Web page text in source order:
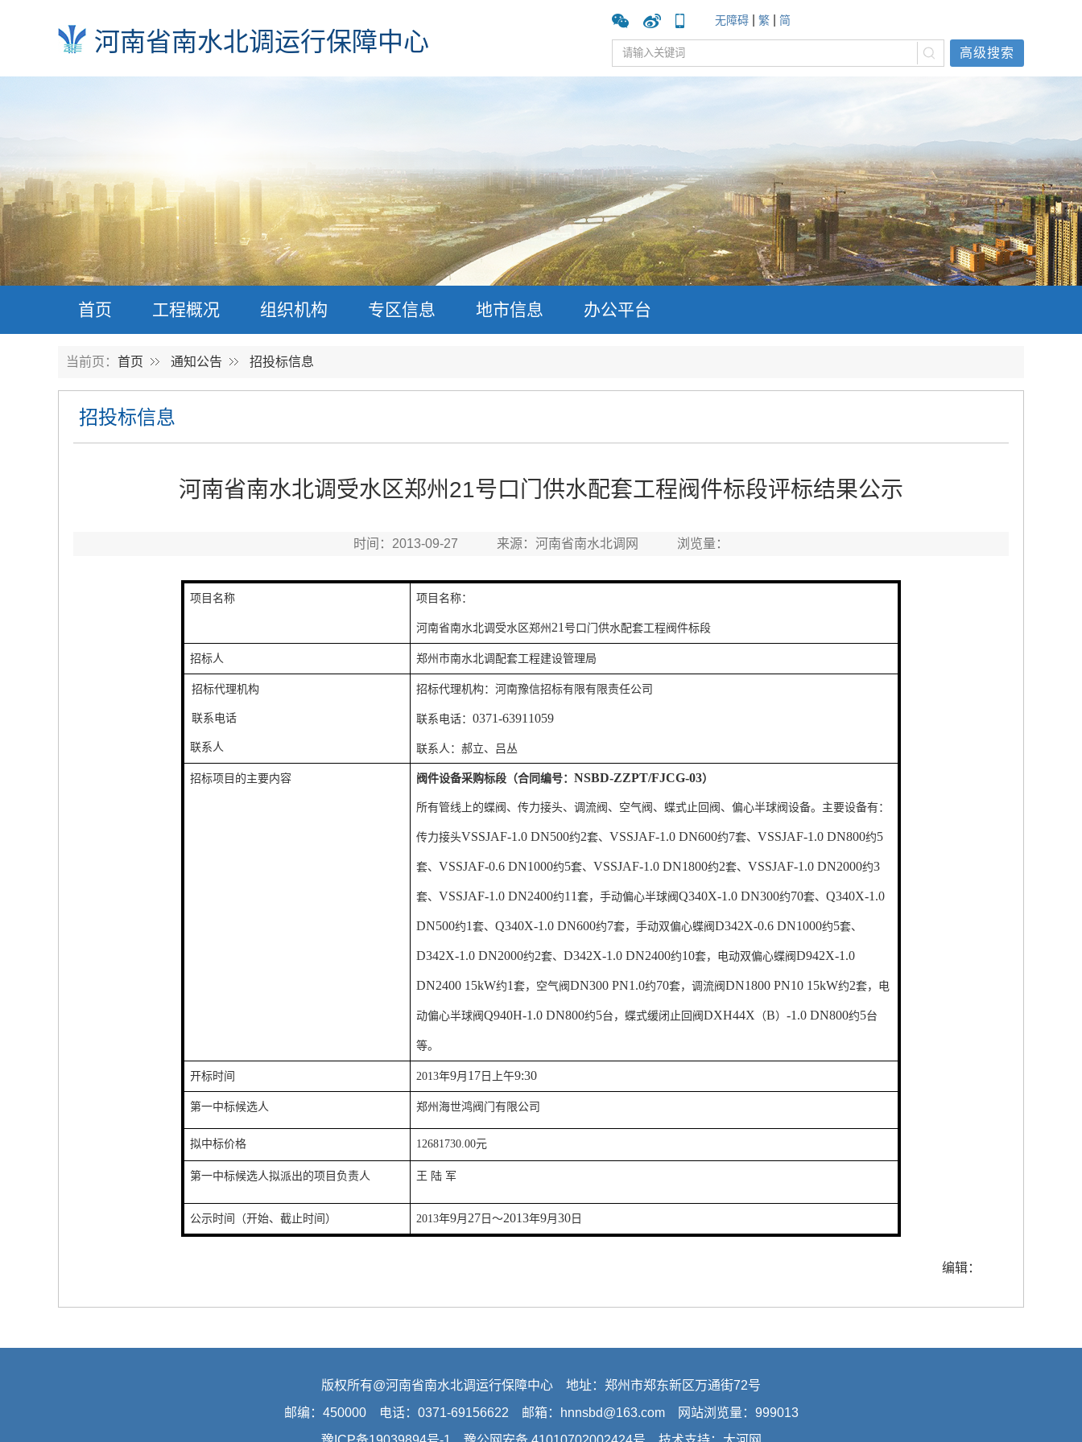
河南省南水北调运行保障中心
无障碍 繁 简
高级搜索
首页 工程概况 组织机构 专区信息 地市信息 办公平台
当前页： 首页 通知公告 招投标信息
招投标信息
河南省南水北调受水区郑州21号口门供水配套工程阀件标段评标结果公示
时间：2013-09-27 来源：河南省南水北调网 浏览量：
项目名称 项目名称：
河南省南水北调受水区郑州21号口门供水配套工程阀件标段
招标人 郑州市南水北调配套工程建设管理局
招标代理机构
联系电话
联系人
招标代理机构：河南豫信招标有限有限责任公司
联系电话：0371-63911059
联系人：郝立、吕丛
招标项目的主要内容 阀件设备采购标段（合同编号：NSBD-ZZPT/FJCG-03）
所有管线上的蝶阀、传力接头、调流阀、空气阀、蝶式止回阀、偏心半球阀设备。主要设备有：
传力接头VSSJAF-1.0 DN500约2套、 VSSJAF-1.0 DN600约7套、 VSSJAF-1.0 DN800约5
套、 VSSJAF-0.6 DN1000约5套、 VSSJAF-1.0 DN1800约2套、 VSSJAF-1.0 DN2000约3
套、 VSSJAF-1.0 DN2400约11套，手动偏心半球阀Q340X-1.0 DN300约70套、Q340X-1.0
DN500约1套、Q340X-1.0 DN600约7套，手动双偏心蝶阀D342X-0.6 DN1000约5套、
D342X-1.0 DN2000约2套、D342X-1.0 DN2400约10套，电动双偏心蝶阀D942X-1.0
DN2400 15kW约1套，空气阀DN300 PN1.0约70套，调流阀DN1800 PN10 15kW约2套，电
动偏心半球阀Q940H-1.0 DN800约5台，蝶式缓闭止回阀DXH44X （B）-1.0 DN800约5台
等。
开标时间 2013年9月 17 日上午9:30
第一中标候选人 郑州海世鸿阀门有限公司
拟中标价格 12681730.00元
第一中标候选人拟派出的项目负责人 王 陆 军
公示时间（开始、截止时间） 2013年9月27 日～2013年9月30 日
编辑：
版权所有@河南省南水北调运行保障中心 地址：郑州市郑东新区万通街72号
邮编：450000 电话：0371-69156622 邮箱：hnnsbd@163.com 网站浏览量： 999013